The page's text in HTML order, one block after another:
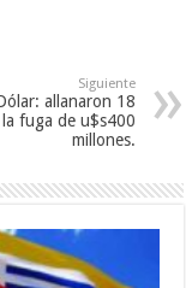
Siguiente
allanaron 18
fuga de u$s400
millones.